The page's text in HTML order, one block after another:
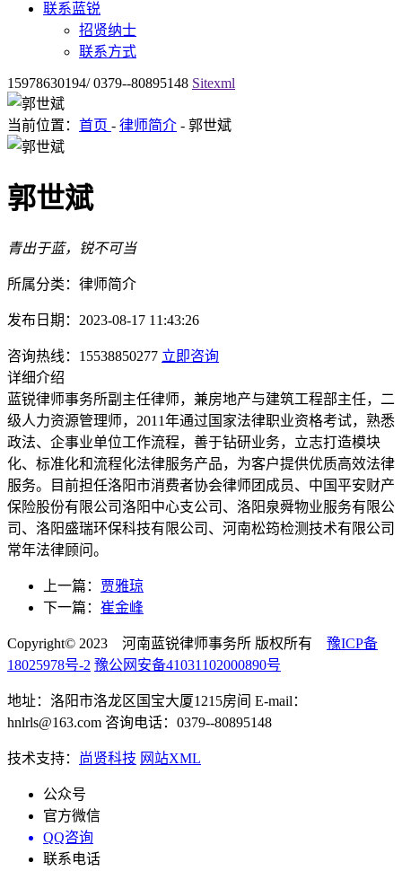
联系蓝锐
招贤纳士
联系方式
15978630194/ 0379--80895148 Sitexml
当前位置： 首页 - 律师简介 - 郭世斌
郭世斌
青出于蓝，锐不可当
所属分类：律师简介
发布日期：2023-08-17 11:43:26
咨询热线：15538850277 立即咨询
详细介绍
蓝锐律师事务所副主任律师，兼房地产与建筑工程部主任，二
级人力资源管理师，2011年通过国家法律职业资格考试，熟悉
政法、企事业单位工作流程，善于钻研业务，立志打造模块
化、标准化和流程化法律服务产品，为客户提供优质高效法律
服务。目前担任洛阳市消费者协会律师团成员、中国平安财产
保险股份有限公司洛阳中心支公司、洛阳泉舜物业服务有限公
司、洛阳盛瑞环保科技有限公司、河南松筠检测技术有限公司
常年法律顾问。
上一篇： 贾雅琼
下一篇： 崔金峰
Copyright© 2023 河南蓝锐律师事务所 版权所有 豫ICP备
18025978号-2 豫公网安备41031102000890号
地址：洛阳市洛龙区国宝大厦1215房间 E-mail：
hnlrls@163.com 咨询电话：0379--80895148
技术支持： 尚贤科技 网站XML
公众号
官方微信
QQ咨询
联系电话